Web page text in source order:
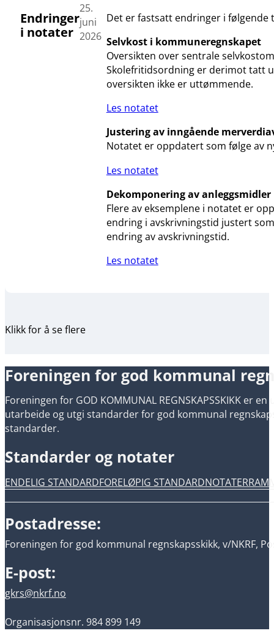
Endringer
i notater
25.
juni
2026
Det er fastsatt endringer i følgende
Selvkost i kommuneregnskapet
Oversikten over sentrale
Skolefritidsordning er derimot tatt
oversikten ikke er uttømmende.
Les notatet
Justering av inngående
Notatet er oppdatert som følge av
Les notatet
Dekomponering av anleggsmidler
Flere av eksemplene i notatet er
endring i avskrivningstid justert
endring av avskrivningstid.
Les notatet
Klikk for å se flere
Foreningen for god kommunal
Foreningen for GOD KOMMUNAL REGNSKAPSSKIKK
utarbeide og utgi standarder for god kommunal
standarder.
Standarder og notater
ENDELIG STANDARDFORELØPIG STANDARDNOTATER
Postadresse:
Foreningen for god kommunal regnskapsskikk, v/NKRF,
E-post:
gkrs@nkrf.no
Organisasjonsnr. 984 899 149